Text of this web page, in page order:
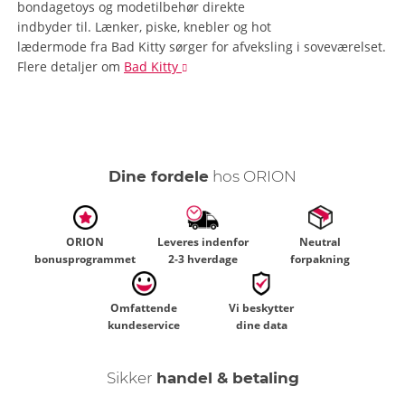
bondagetoys og modetilbehør direkte
indbyder til. Lænker, piske, knebler og hot
lædermode fra Bad Kitty sørger for afveksling i soveværelset.
Flere detaljer om Bad Kitty
Dine fordele hos ORION
ORION
bonusprogrammet
Leveres indenfor
2-3 hverdage
Neutral
forpakning
Omfattende
kundeservice
Vi beskytter
dine data
Sikker handel & betaling